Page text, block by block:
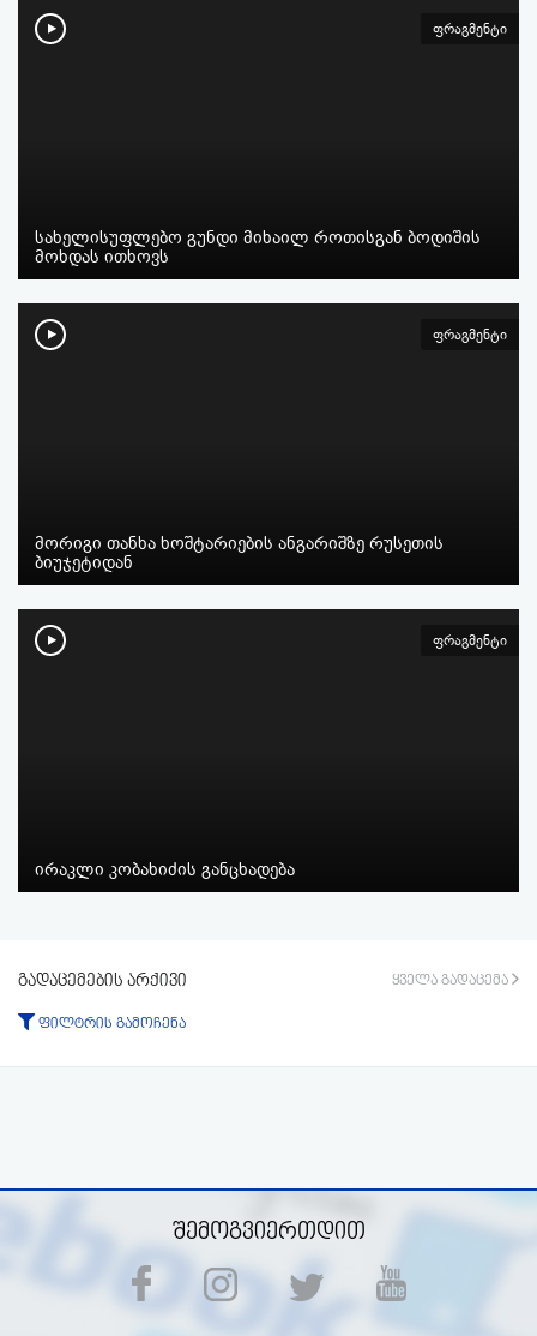
ფრაგმენტი
სახელისუფლებო გუნდი მიხაილ როთისგან ბოდიშის
მოხდას ითხოვს
ფრაგმენტი
მორიგი თანხა ხოშტარიების ანგარიშზე რუსეთის
ბიუჯეტიდან
ფრაგმენტი
ირაკლი კობახიძის განცხადება
გადაცემების არქივი ყველა გადაცემა
ფილტრის გამოჩენა
ტიპი:
შემოგვიერთდით